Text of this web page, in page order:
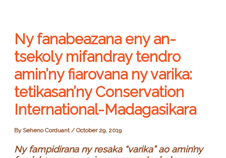
Ny fanabeazana eny an-
tsekoly mifandray tendro
amin’ny fiarovana ny varika:
tetikasan’ny Conservation
International-Madagasikara
By Seheno Corduant/October 29, 2019
Ny fampidirana ny resaka “varika” ao amin’ny